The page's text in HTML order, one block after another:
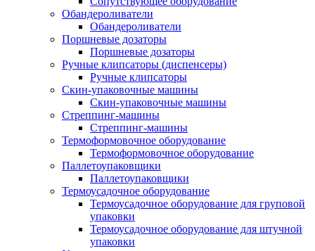
Обандероливатели
Обандероливатели
Поршневые дозаторы
Поршневые дозаторы
Ручные клипсаторы (диспенсеры)
Ручные клипсаторы
Скин-упаковочные машины
Скин-упаковочные машины
Стреппинг-машины
Стреппинг-машины
Термоформовочное оборудование
Термоформовочное оборудование
Паллетоупаковщики
Паллетоупаковщики
Термоусадочное оборудование
Термоусадочное оборудование для груповой
упаковки
Термоусадочное оборудование для штучной
упаковки